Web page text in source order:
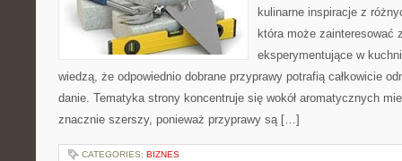
kulinarne inspiracje z
która może zainteresować
eksperymentujące w
wiedzą, że odpowiednio dobrane przyprawy potrafią całkowicie
danie. Tematyka strony koncentruje się wokół aromatycznych
znacznie szerszy, ponieważ przyprawy są […]
CATEGORIES: BIZNES